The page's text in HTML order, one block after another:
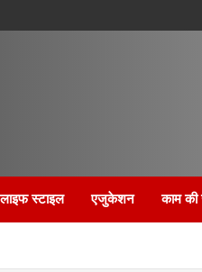
लाइफ स्टाइल एजुकेशन काम